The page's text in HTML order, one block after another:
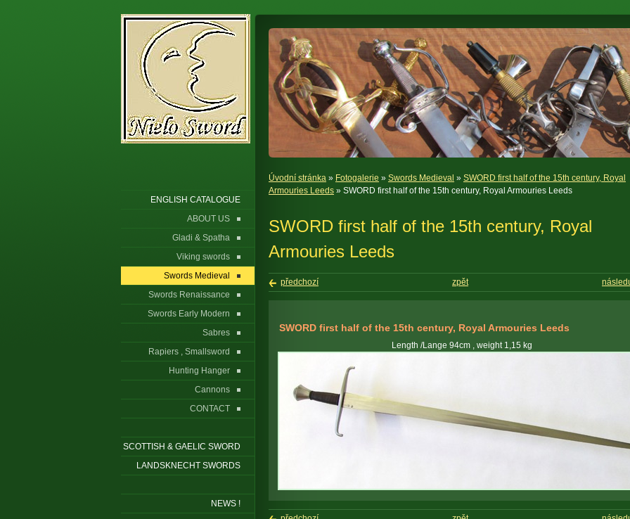
Úvodní stránka » Fotogalerie » Swords Medieval » SWORD first half of the 15th century, Royal
Armouries Leeds » SWORD first half of the 15th century, Royal Armouries Leeds
SWORD first half of the 15th century, Royal
Armouries Leeds
předchozí zpět
SWORD first half of the 15th century, Royal Armouries Leeds
Length /Lange 94cm , weight 1,15 kg
ENGLISH CATALOGUE
ABOUT US
Gladi & Spatha
Viking swords
Swords Medieval
Swords Renaissance
Swords Early Modern
Sabres
Rapiers , Smallsword
Hunting Hanger
Cannons
CONTACT
SCOTTISH & GAELIC SWORD
LANDSKNECHT SWORDS
NEWS !